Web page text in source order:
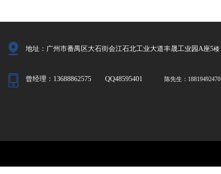
地址：广州市番禺区大石街会江石北工业大道丰晟工业园A座5楼
曾经理：13688862575 QQ48595401 陈先生：